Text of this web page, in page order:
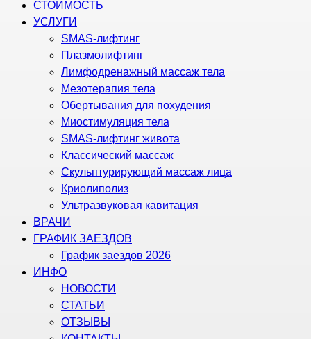
СТОИМОСТЬ
УСЛУГИ
SMAS-лифтинг
Плазмолифтинг
Лимфодренажный массаж тела
Мезотерапия тела
Обертывания для похудения
Миостимуляция тела
SMAS-лифтинг живота
Классический массаж
Скульптурирующий массаж лица
Криолиполиз
Ультразвуковая кавитация
ВРАЧИ
ГРАФИК ЗАЕЗДОВ
График заездов 2026
ИНФО
НОВОСТИ
СТАТЬИ
ОТЗЫВЫ